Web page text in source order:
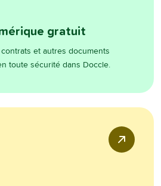
gratuit
et autres documents
toute sécurité dans Doccle.